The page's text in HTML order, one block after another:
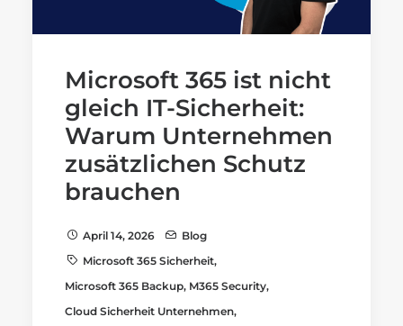
Microsoft 365 ist nicht
gleich IT-Sicherheit:
Warum Unternehmen
zusätzlichen Schutz
brauchen
April 14, 2026
Blog
Microsoft 365 Sicherheit,
Microsoft 365 Backup, M365 Security,
Cloud Sicherheit Unternehmen,